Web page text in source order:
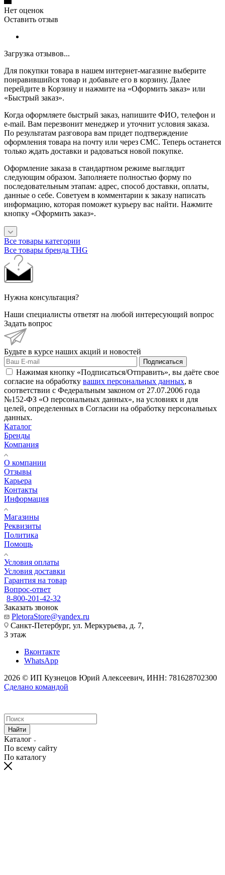
Нет оценок
Оставить отзыв
Загрузка отзывов...
Для покупки товара в нашем интернет-магазине выберите
понравившийся товар и добавьте его в корзину. Далее
перейдите в Корзину и нажмите на «Оформить заказ» или
«Быстрый заказ».
Когда оформляете быстрый заказ, напишите ФИО, телефон и
e-mail. Вам перезвонит менеджер и уточнит условия заказа.
По результатам разговора вам придет подтверждение
оформления товара на почту или через СМС. Теперь останется
только ждать доставки и радоваться новой покупке.
Оформление заказа в стандартном режиме выглядит
следующим образом. Заполняете полностью форму по
последовательным этапам: адрес, способ доставки, оплаты,
данные о себе. Советуем в комментарии к заказу написать
информацию, которая поможет курьеру вас найти. Нажмите
кнопку «Оформить заказ».
Все товары категории
Все товары бренда THG
Нужна консультация?
Наши специалисты ответят на любой интересующий вопрос
Задать вопрос
Будьте в курсе наших акций и новостей
Подписаться
Нажимая кнопку «Подписаться/Отправить», вы даёте свое
согласие на обработку ваших персональных данных, в
соответствии с Федеральным законом от 27.07.2006 года
№152-ФЗ «О персональных данных», на условиях и для
целей, определенных в Согласии на обработку персональных
данных.
Каталог
Бренды
Компания
О компании
Отзывы
Карьера
Контакты
Информация
Магазины
Реквизиты
Политика
Помощь
Условия оплаты
Условия доставки
Гарантия на товар
Вопрос-ответ
8-800-201-42-32
Заказать звонок
PletoraStore@yandex.ru
Санкт-Петербург, ул. Меркурьева, д. 7,
3 этаж
Вконтакте
WhatsApp
2026 © ИП Кузнецов Юрий Алексеевич, ИНН: 781628702300
Сделано командой
Найти
Каталог
По всему сайту
По каталогу